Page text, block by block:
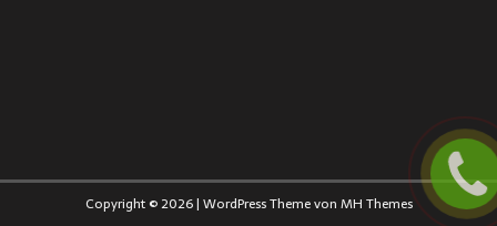
Copyright © 2026 | WordPress Theme von MH Themes